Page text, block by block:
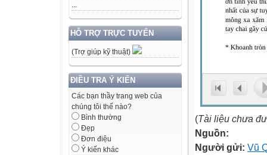
...
HỖ TRỢ TRỰC TUYẾN
(Trợ giúp kỹ thuật)
ĐIỀU TRA Ý KIẾN
Các bạn thầy trang web của
chúng tôi thế nào?
Bình thường
Đẹp
Đơn điệu
Ý kiến khác
(Tài liệu chưa
Nguồn:
Người gửi: Vũ